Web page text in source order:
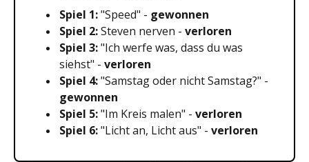
Spiel 1:"Speed" - gewonnen
Spiel 2:Steven nerven - verloren
Spiel 3:"Ich werfe was, dass du was
siehst" - verloren
Spiel 4:"Samstag oder nicht Samstag?" -
gewonnen
Spiel 5:"Im Kreis malen" - verloren
Spiel 6:"Licht an, Licht aus" - verloren